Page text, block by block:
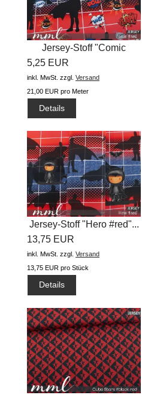
Jersey-Stoff "Comic
5,25 EUR
inkl. MwSt. zzgl. Versand
21,00 EUR pro Meter
Details
Jersey-Stoff "Hero #red"...
13,75 EUR
inkl. MwSt. zzgl. Versand
13,75 EUR pro Stück
Details